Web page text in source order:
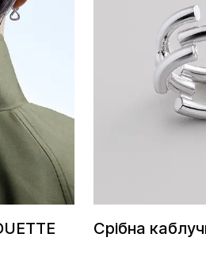
Срібна